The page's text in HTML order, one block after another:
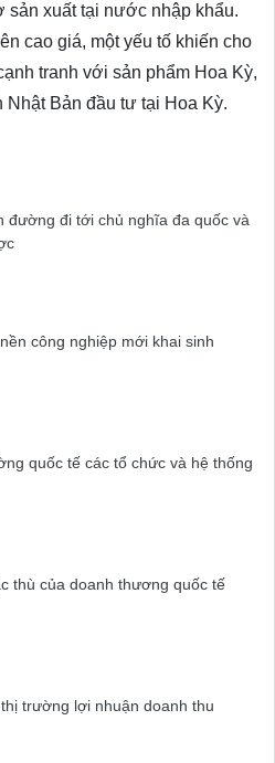
sản xuất tại nước nhập khẩu.
cao giá, một yếu tố khiến cho
tranh với sản phẩm Hoa Kỳ,
Nhật Bản đầu tư tại Hoa Kỳ.
đường đi tới chủ nghĩa đa quốc và
công nghiệp mới khai sinh
quốc tế các tổ chức và hệ thống
thù của doanh thương quốc tế
trường lợi nhuận doanh thu